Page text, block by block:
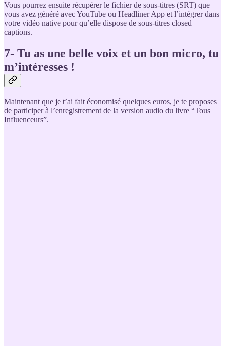
Vous pourrez ensuite récupérer le fichier de sous-titres (SRT) que
vous avez généré avec YouTube ou Headliner App et l’intégrer dans
votre vidéo native pour qu’elle dispose de sous-titres closed
captions.
7- Tu as une belle voix et un bon micro, tu
m’intéresses !
Maintenant que je t’ai fait économisé quelques euros, je te proposes
de participer à l’enregistrement de la version audio du livre “Tous
Influenceurs”.